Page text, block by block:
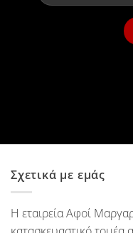
Σχετικά με εμάς
Η εταιρεία Αφοί